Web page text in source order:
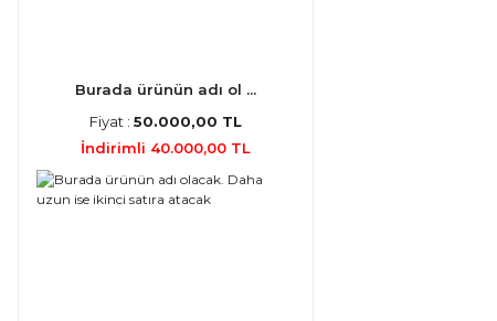
Burada ürünün adı ol ...
Fiyat : 50.000,00 TL
İndirimli 40.000,00 TL